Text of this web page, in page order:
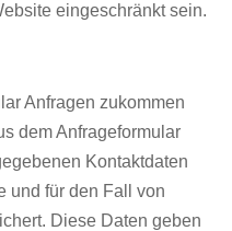
eingeschränkt sein.
Anfragen zukommen
dem Anfrageformular
Kontaktdaten
und für den Fall von
Diese Daten geben